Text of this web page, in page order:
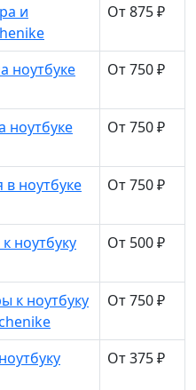
и
От 875 ₽
ноутбуке
От 750 ₽
ноутбуке
От 750 ₽
ноутбуке
От 750 ₽
ноутбуку
От 500 ₽
к ноутбуку
От 750 ₽
От 375 ₽